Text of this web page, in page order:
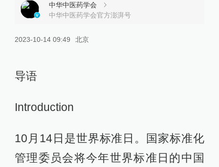
中华中医药学会
中华中医药学会官方澎湃号
2023-10-14 09:49 北京
导语
Introduction
10月14日是世界标准日。国家标准化
管理委员会将今年世界标准日的中国